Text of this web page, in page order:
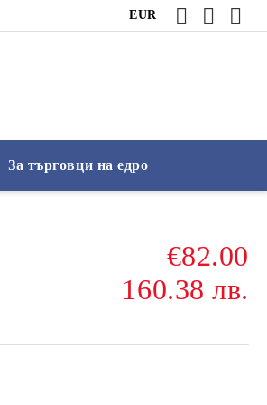
EUR
За търговци на едро
€82.00
160.38 лв.